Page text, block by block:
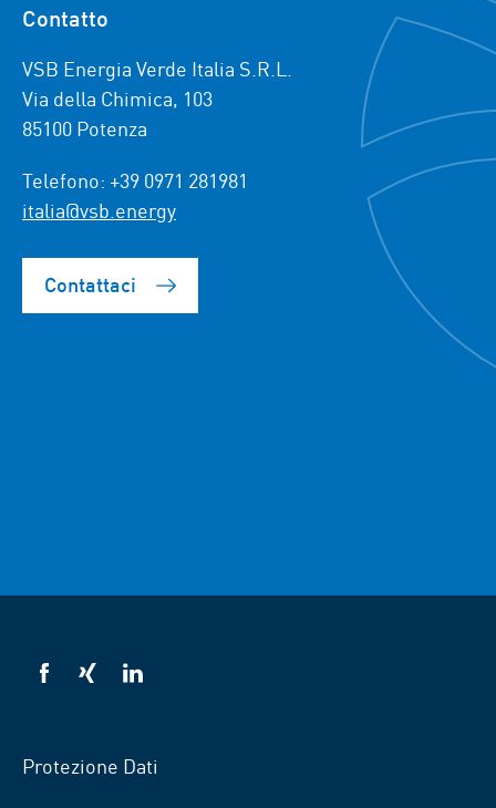
Contatto
VSB Energia Verde Italia S.R.L.
Via della Chimica, 103
85100 Potenza
Telefono: +39 0971 281981
italia@vsb.energy
Contattaci
VSB
VSB
VSB
Protezione Dati